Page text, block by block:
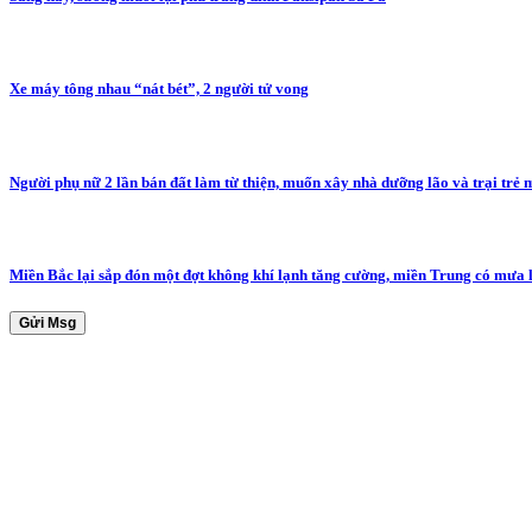
Xe máy tông nhau “nát bét”, 2 người tử vong
Người phụ nữ 2 lần bán đất làm từ thiện, muốn xây nhà dưỡng lão và trại trẻ
Miền Bắc lại sắp đón một đợt không khí lạnh tăng cường, miền Trung có mưa
Gửi Msg